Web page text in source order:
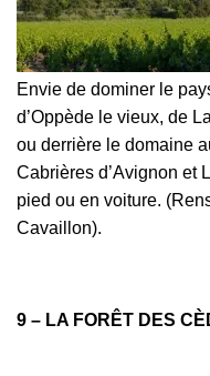
Envie de dominer le
d’Oppède le vieux, de
ou derrière le domaine
Cabrières d’Avignon et
pied ou en voiture.
Cavaillon).
9 – LA FORÊT DES